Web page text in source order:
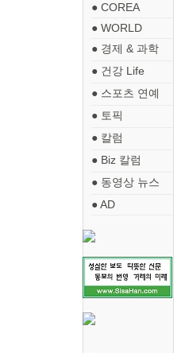
● COREA
● WORLD
● 경제 & 과학
● 건강 Life
● 스포츠 연예
● 토픽
● 칼럼
● Biz 칼럼
● 동영상 뉴스
● AD